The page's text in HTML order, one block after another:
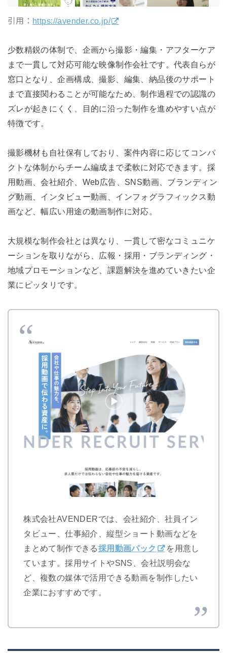
引用： https://avender.co.jp/
少数精鋭の体制で、企画から撮影・編集・アフターケア
まで一貫して対応可能な映像制作会社です。代表自らが
窓口となり、企画構成、撮影、編集、納品後のサポート
まで直接関わることが可能なため、制作過程での認識の
ズレが起きにくく、目的に沿った制作を進めやすい点が
特徴です。
撮影機材も自社保有しており、案件内容に応じてコンパ
クトな体制からチーム編成まで柔軟に対応できます。採
用動画、会社紹介、Web広告、SNS動画、ブランディン
グ動画、インタビュー動画、インフォグラフィックス動
画など、幅広い用途の動画制作に対応。
大規模な制作会社とは異なり、一貫して密なコミュニケ
ーションを取りながら、広報・採用・ブランディング・
地域プロモーションなど、課題解決を進めていきたい企
業にピッタリです。
株式会社AVENDERでは、会社紹介、社員イン
タビュー、仕事紹介、縦型ショート動画などを
まとめて制作できる採用動画パック
を用意し
ています。採用サイトやSNS、会社説明会な
ど、複数の媒体で活用できる動画を制作したい
企業におすすめです。